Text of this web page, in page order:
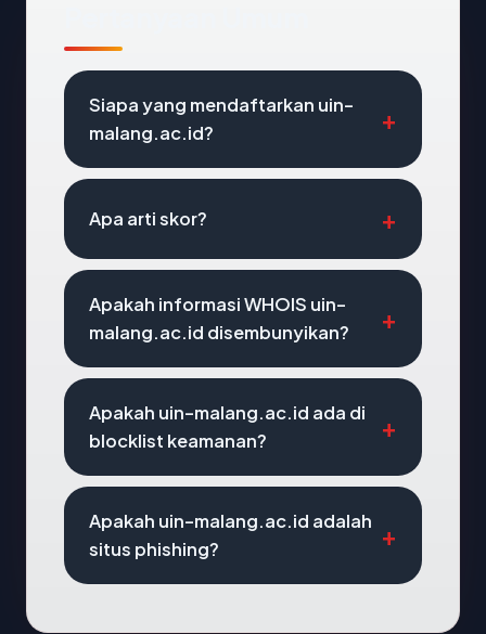
Siapa yang mendaftarkan uin-
malang.ac.id?
Apa arti skor?
Apakah informasi WHOIS uin-
malang.ac.id disembunyikan?
Apakah uin-malang.ac.id ada di
blocklist keamanan?
Apakah uin-malang.ac.id adalah
situs phishing?